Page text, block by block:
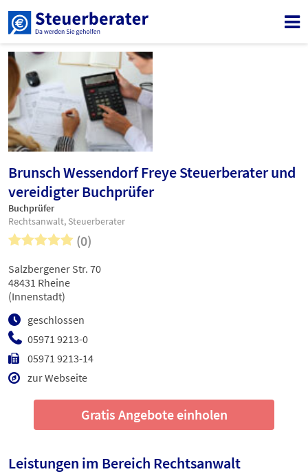
Brunsch Wessendorf Freye Steuerberater und
vereidigter Buchprüfer
Buchprüfer
Rechtsanwalt, Steuerberater
(0)
05971 9213-0
05971 9213-14
zur Webseite
geschlossen
Salzbergener Str. 70
48431 Rheine
(Innenstadt)
Gratis Angebote einholen
Leistungen im Bereich Rechtsanwalt